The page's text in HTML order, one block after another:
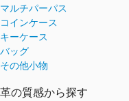
マルチパーパス
コインケース
キーケース
バッグ
その他小物
革の質感から探す